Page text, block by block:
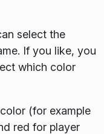
select the
If you like, you
which color
(for example
red for player